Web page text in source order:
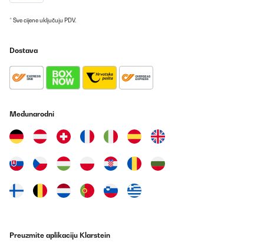
* Sve cijene uključuju PDV.
Dostava
Međunarodni
Preuzmite aplikaciju Klarstein